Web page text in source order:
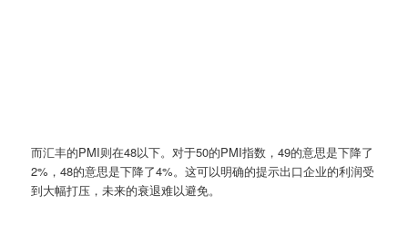
而汇丰的PMI则在48以下。对于50的PMI指数，49的意思是下降了
2%，48的意思是下降了4%。这可以明确的提示出口企业的利润受
到大幅打压，未来的衰退难以避免。